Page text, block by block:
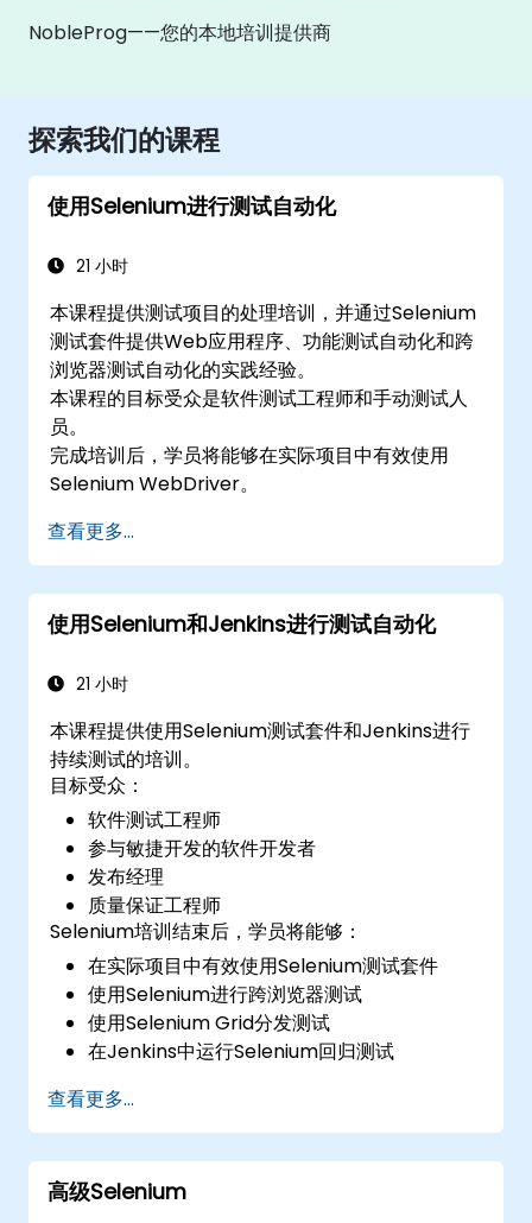
NobleProg——您的本地培训提供商
探索我们的课程
使用Selenium进行测试自动化
21 小时
本课程提供测试项目的处理培训，并通过Selenium
测试套件提供Web应用程序、功能测试自动化和跨
浏览器测试自动化的实践经验。
本课程的目标受众是软件测试工程师和手动测试人
员。
完成培训后，学员将能够在实际项目中有效使用
Selenium WebDriver。
查看更多...
使用Selenium和Jenkins进行测试自动化
21 小时
本课程提供使用Selenium测试套件和Jenkins进行
持续测试的培训。
目标受众：
软件测试工程师
参与敏捷开发的软件开发者
发布经理
质量保证工程师
Selenium培训结束后，学员将能够：
在实际项目中有效使用Selenium测试套件
使用Selenium进行跨浏览器测试
使用Selenium Grid分发测试
在Jenkins中运行Selenium回归测试
查看更多...
高级Selenium